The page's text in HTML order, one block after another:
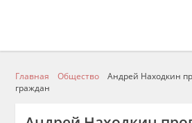
Главная Общество
Андрей Находкин
граждан